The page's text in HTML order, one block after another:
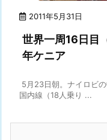
2011年5月31日
世界一周16日目
年ケニア
5月23日朝。ナイロビ
国内線（18人乗り ...